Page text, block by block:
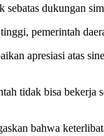
dukungan
pemerintah
apresiasi atas
tidak bisa
bahwa